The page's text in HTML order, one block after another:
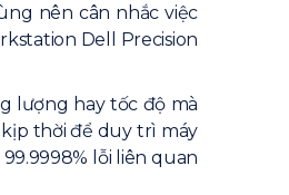
nên cân nhắc việc
Dell Precision
lượng hay tốc độ mà
thời để duy trì máy
lỗi liên quan